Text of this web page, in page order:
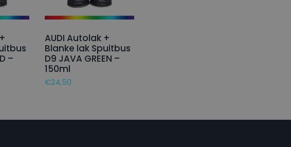
–
AUDI Autolak +
Blanke lak Spuitbus
D9 JAVA GREEN –
150ml
€24,50